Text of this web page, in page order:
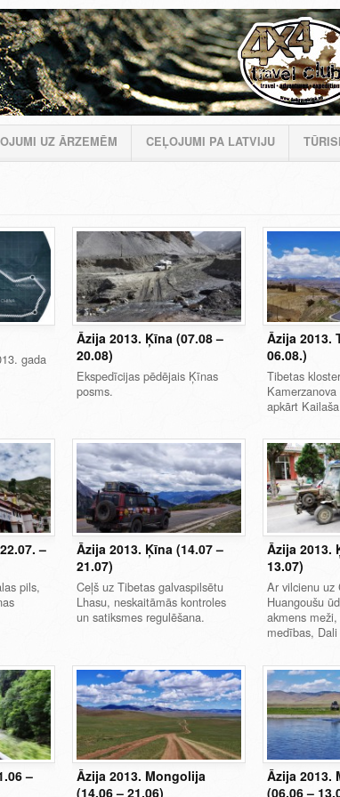
UZ ĀRZEMĒM CEĻOJUMI PA LATVIJU
gada
Āzija 2013. Ķīna (07.08 –
20.08)
Ekspedīcijas pēdējais Ķīnas
posms.
Āzija 2013.
06.08.)
Tibetas
apkārt
–
pils,
Āzija 2013. Ķīna (14.07 –
21.07)
Ceļš uz Tibetas galvaspilsētu
Lhasu, neskaitāmās kontroles
un satiksmes regulēšana.
Āzija 2013.
13.07)
Ar vilcienu uz
Huangoušu
akmens
medības,
–
Āzija 2013. Mongolija
(14.06 – 21.06)
Āzija 2013.
(06.06 –